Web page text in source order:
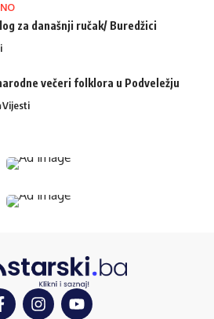
za današnji ručak/ Buredžici
večeri folklora u Podveležju
Vijesti